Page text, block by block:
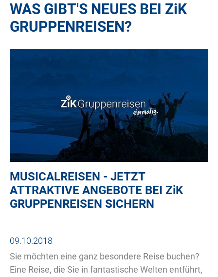
WAS GIBT'S NEUES BEI ZiK
GRUPPENREISEN?
MUSICALREISEN - JETZT
ATTRAKTIVE ANGEBOTE BEI ZiK
GRUPPENREISEN SICHERN
09.10.2018
Sie möchten eine ganz besondere Reise buchen?
Eine Reise, die Sie in fantastische Welten entführt,